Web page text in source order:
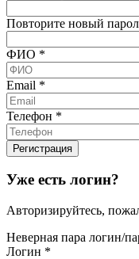
Повторите новый
ФИО *
Email *
Телефон *
Уже есть логин?
Авторизируйтесь,
Неверная пара логин/
Логин *